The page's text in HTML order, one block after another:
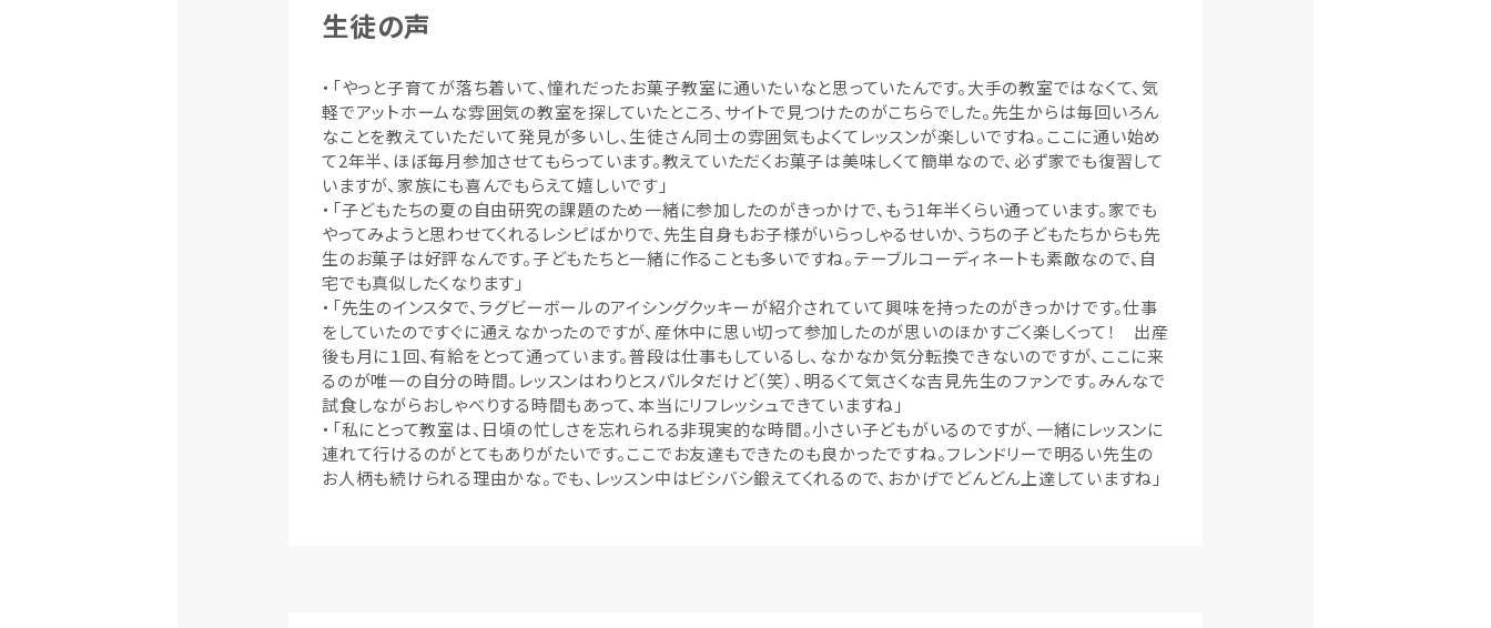
生徒の声
・「やっと子育てが落ち着いて、憧れだったお菓子教室に通いたいなと思っていたんです。大手の教室ではなくて、気
軽でアットホームな雰囲気の教室を探していたところ、サイトで見つけたのがこちらでした。先生からは毎回いろん
なことを教えていただいて発見が多いし、生徒さん同士の雰囲気もよくてレッスンが楽しいですね。ここに通い始め
て2年半、ほぼ毎月参加させてもらっています。教えていただくお菓子は美味しくて簡単なので、必ず家でも復習して
いますが、家族にも喜んでもらえて嬉しいです」
・「子どもたちの夏の自由研究の課題のため一緒に参加したのがきっかけで、もう1年半くらい通っています。家でも
やってみようと思わせてくれるレシピばかりで、先生自身もお子様がいらっしゃるせいか、うちの子どもたちからも先
生のお菓子は好評なんです。子どもたちと一緒に作ることも多いですね。テーブルコーディネートも素敵なので、自
宅でも真似したくなります」
・「先生のインスタで、ラグビーボールのアイシングクッキーが紹介されていて興味を持ったのがきっかけです。仕事
をしていたのですぐに通えなかったのですが、産休中に思い切って参加したのが思いのほかすごく楽しくって！ 出産
後も月に１回、有給をとって通っています。普段は仕事もしているし、なかなか気分転換できないのですが、ここに来
るのが唯一の自分の時間。レッスンはわりとスパルタだけど（笑）、明るくて気さくな吉見先生のファンです。みんなで
試食しながらおしゃべりする時間もあって、本当にリフレッシュできていますね」
・「私にとって教室は、日頃の忙しさを忘れられる非現実的な時間。小さい子どもがいるのですが、一緒にレッスンに
連れて行けるのがとてもありがたいです。ここでお友達もできたのも良かったですね。フレンドリーで明るい先生の
お人柄も続けられる理由かな。でも、レッスン中はビシバシ鍛えてくれるので、おかげでどんどん上達していますね」